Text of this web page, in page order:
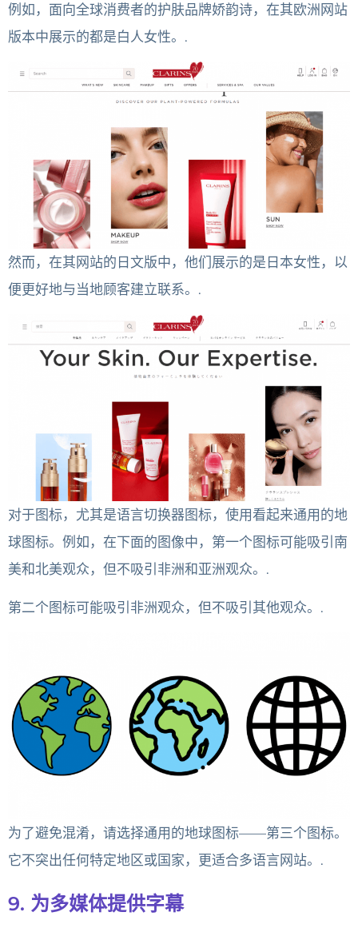
例如，面向全球消费者的护肤品牌娇韵诗，在其欧洲网站
版本中展示的都是白人女性。.
然而，在其网站的日文版中，他们展示的是日本女性，以
便更好地与当地顾客建立联系。.
对于图标，尤其是语言切换器图标，使用看起来通用的地
球图标。例如，在下面的图像中，第一个图标可能吸引南
美和北美观众，但不吸引非洲和亚洲观众。.
第二个图标可能吸引非洲观众，但不吸引其他观众。.
为了避免混淆，请选择通用的地球图标——第三个图标。
它不突出任何特定地区或国家，更适合多语言网站。.
9. 为多媒体提供字幕